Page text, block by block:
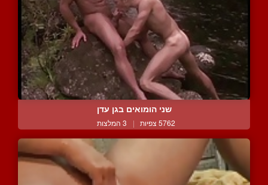
שני הומואים בגן עדן
5762 צפיות | 3 המלצות